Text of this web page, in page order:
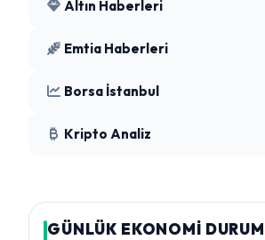
Altın Haberleri
Emtia Haberleri
Borsa İstanbul
Kripto Analiz
GÜNLÜK EKONOMİ